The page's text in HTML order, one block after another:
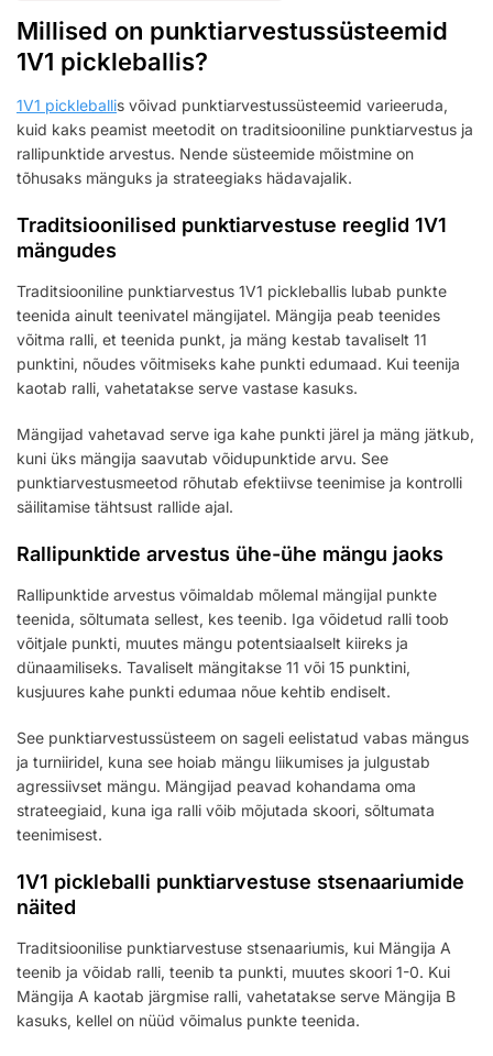
Millised on punktiarvestussüsteemid
1V1 pickleballis?
1V1 pickleballis võivad punktiarvestussüsteemid varieeruda,
kuid kaks peamist meetodit on traditsiooniline punktiarvestus ja
rallipunktide arvestus. Nende süsteemide mõistmine on
tõhusaks mänguks ja strateegiaks hädavajalik.
Traditsioonilised punktiarvestuse reeglid 1V1
mängudes
Traditsiooniline punktiarvestus 1V1 pickleballis lubab punkte
teenida ainult teenivatel mängijatel. Mängija peab teenides
võitma ralli, et teenida punkt, ja mäng kestab tavaliselt 11
punktini, nõudes võitmiseks kahe punkti edumaad. Kui teenija
kaotab ralli, vahetatakse serve vastase kasuks.
Mängijad vahetavad serve iga kahe punkti järel ja mäng jätkub,
kuni üks mängija saavutab võidupunktide arvu. See
punktiarvestusmeetod rõhutab efektiivse teenimise ja kontrolli
säilitamise tähtsust rallide ajal.
Rallipunktide arvestus ühe-ühe mängu jaoks
Rallipunktide arvestus võimaldab mõlemal mängijal punkte
teenida, sõltumata sellest, kes teenib. Iga võidetud ralli toob
võitjale punkti, muutes mängu potentsiaalselt kiireks ja
dünaamiliseks. Tavaliselt mängitakse 11 või 15 punktini,
kusjuures kahe punkti edumaa nõue kehtib endiselt.
See punktiarvestussüsteem on sageli eelistatud vabas mängus
ja turniiridel, kuna see hoiab mängu liikumises ja julgustab
agressiivset mängu. Mängijad peavad kohandama oma
strateegiaid, kuna iga ralli võib mõjutada skoori, sõltumata
teenimisest.
1V1 pickleballi punktiarvestuse stsenaariumide
näited
Traditsioonilise punktiarvestuse stsenaariumis, kui Mängija A
teenib ja võidab ralli, teenib ta punkti, muutes skoori 1-0. Kui
Mängija A kaotab järgmise ralli, vahetatakse serve Mängija B
kasuks, kellel on nüüd võimalus punkte teenida.